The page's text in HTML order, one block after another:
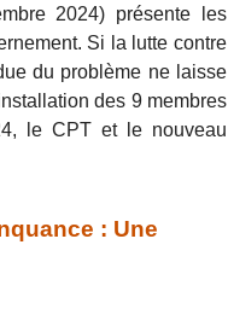
2024) présente les
Si la lutte contre
du problème ne laisse
des 9 membres
le CPT et le nouveau
: Une